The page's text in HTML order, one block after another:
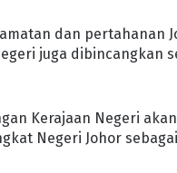
dan pertahanan
juga dibincangkan
Kerajaan Negeri
Negeri Johor